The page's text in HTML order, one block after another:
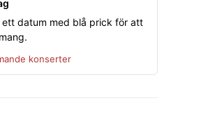
ett datum med blå prick för att
konserter